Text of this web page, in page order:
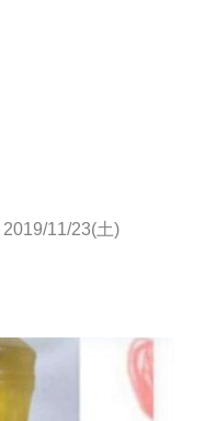
2019/11/23(土)